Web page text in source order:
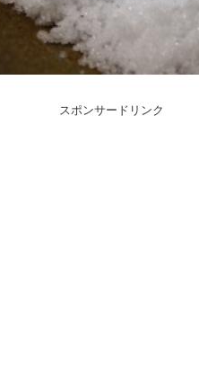
スポンサードリンク